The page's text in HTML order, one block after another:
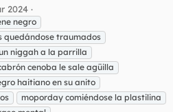
2024
negro
quedándose traumados
niggah a la parrilla
cenoba le sale agüilla
haitiano en su anito
moporday comiéndose la plastilina